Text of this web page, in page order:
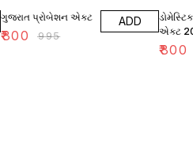
ગુજરાત પ્રોબેશન એક્ટ
₹800 ₹995
ADD
એક્ટ
₹800